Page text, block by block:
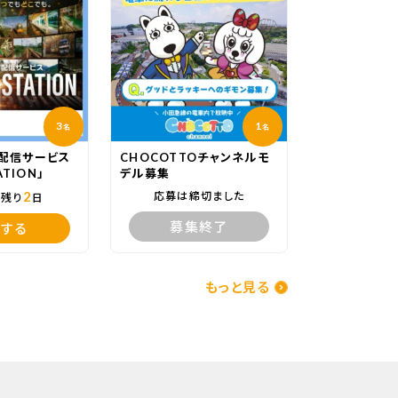
3名
信サービス
」
り 2 日
る
1名
CHOCOTTOチャンネルモ
デル募集
応募は締切ました
募集終了
もっと見る